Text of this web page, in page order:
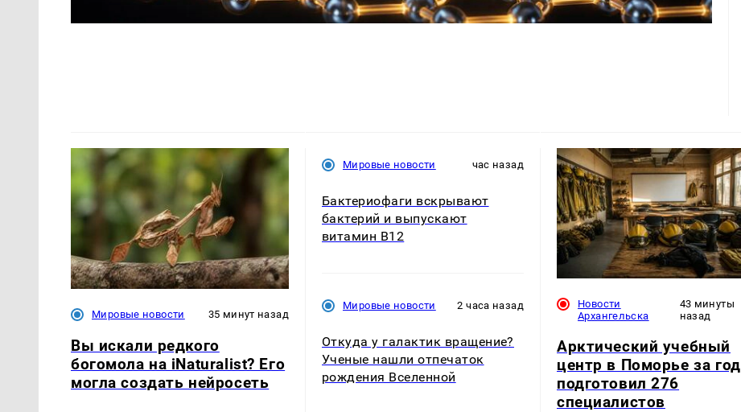
Мировые новости 35 минут назад
Вы искали редкого
богомола на iNaturalist? Его
могла создать нейросеть
Мировые новости час назад
Бактериофаги вскрывают
бактерий и выпускают
витамин B12
Мировые новости 2 часа назад
Откуда у галактик вращение?
Ученые нашли отпечаток
рождения Вселенной
Новости
Архангельска
43 минуты
назад
Арктический учебный
центр в Поморье за год
подготовил 276
специалистов